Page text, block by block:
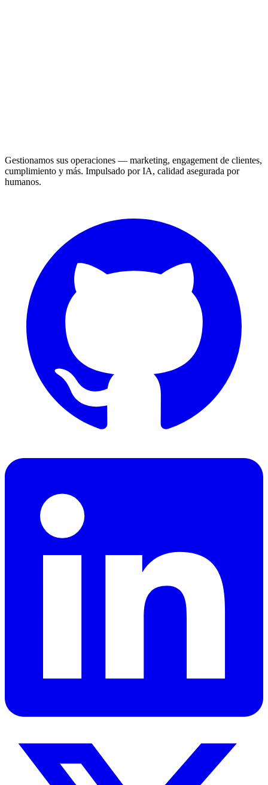
Gestionamos sus operaciones — marketing, engagement de clientes,
cumplimiento y más. Impulsado por IA, calidad asegurada por
humanos.